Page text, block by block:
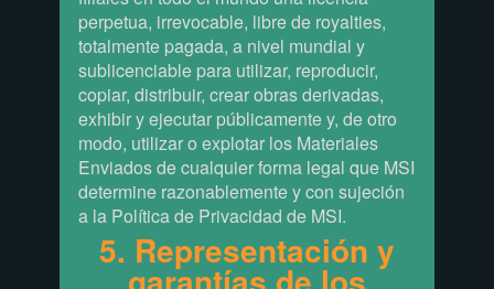
perpetua, irrevocable, libre de royalties,
totalmente pagada, a nivel mundial y
sublicenciable para utilizar, reproducir,
copiar, distribuir, crear obras derivadas,
exhibir y ejecutar públicamente y, de otro
modo, utilizar o explotar los Materiales
Enviados de cualquier forma legal que MSI
determine razonablemente y con sujeción
a la Política de Privacidad de MSI.
5. Representación y